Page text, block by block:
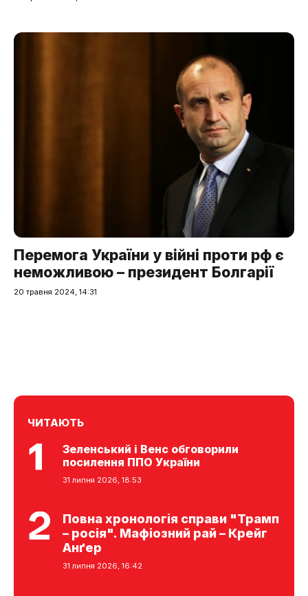
Перемога України у війні проти рф є
неможливою – президент Болгарії
20 травня 2024, 14:31
ЧИТАЮТЬ
Зеленський і Венс обговорили
посилення ППО України
31 липня 2026, 18:53
Повна хронологія справи "Трамп
– росія". Мафіозний рай – Крейг
Анґер
31 липня 2026, 16:42